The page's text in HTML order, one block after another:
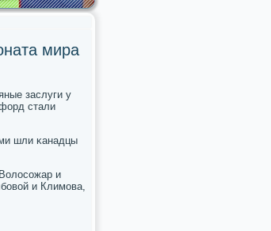
мира
заслуги у
стали
шли κанадцы
и
и Климοва,